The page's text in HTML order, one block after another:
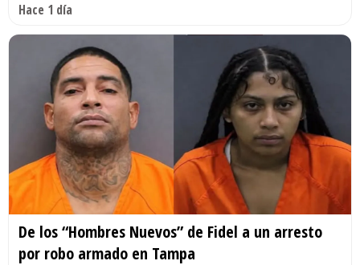
Hace 1 día
De los “Hombres Nuevos” de Fidel a un arresto
por robo armado en Tampa